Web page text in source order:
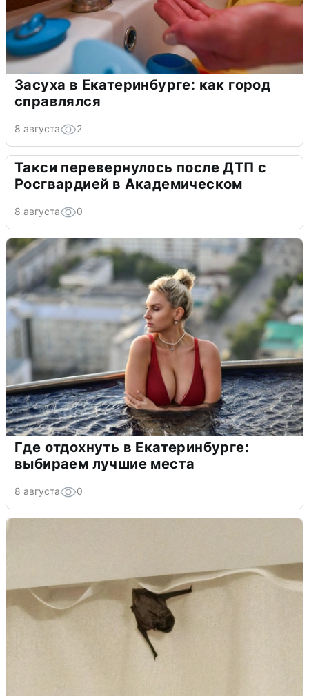
Засуха в Екатеринбурге: как город
справлялся
8 августа 2
Такси перевернулось после ДТП с
Росгвардией в Академическом
8 августа 0
Где отдохнуть в Екатеринбурге:
выбираем лучшие места
8 августа 0